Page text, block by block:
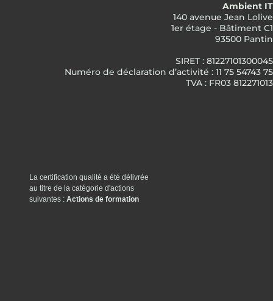
Ambient IT
140 avenue Jean Lolive
1er étage - Bâtiment C1
93500 Pantin
SIRET : 81227101300045
Numéro de déclaration d’activité : 11 75 54743 75
TVA : FR03 812271013
La certification qualité a été délivrée
au titre de la catégorie d'actions
suivantes : Actions de formation